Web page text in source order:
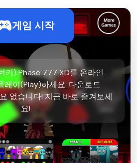
게임 시작
키) Phase 777 XD를 온라인
레이(Play)하세요. 다운로드
없습니다! 지금 바로 즐겨보세
요!